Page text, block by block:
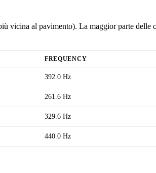
vicina al pavimento). La maggior parte
FREQUENCY
392.0 Hz
261.6 Hz
329.6 Hz
440.0 Hz